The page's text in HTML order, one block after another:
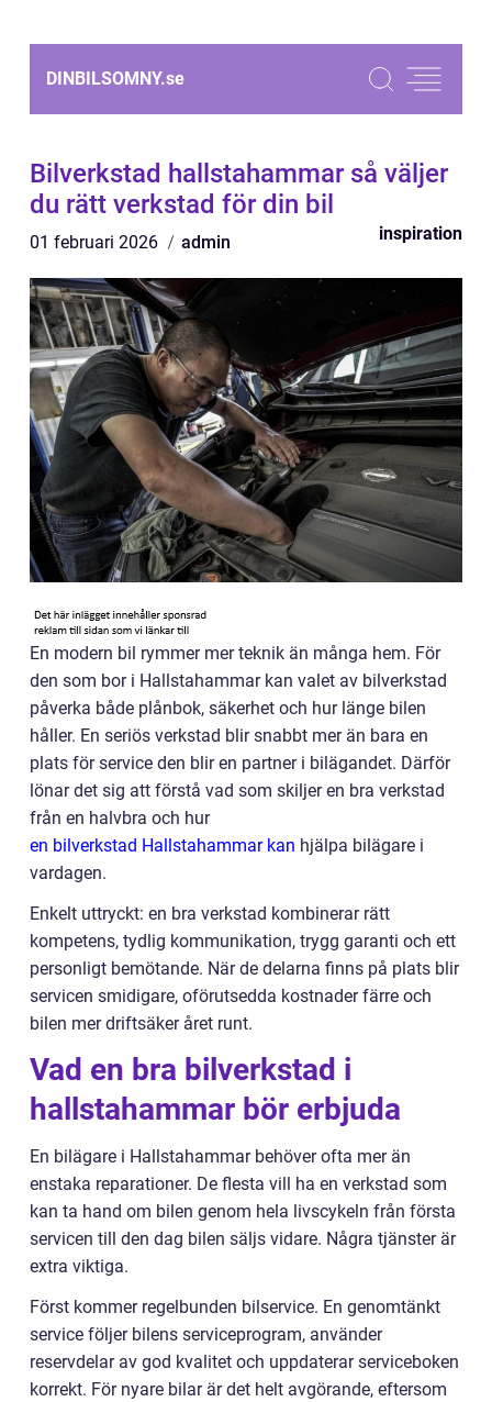
DINBILSOMNY.se
Bilverkstad hallstahammar så väljer
du rätt verkstad för din bil
01 februari 2026 admin inspiration
En modern bil rymmer mer teknik än många hem. För
den som bor i Hallstahammar kan valet av bilverkstad
påverka både plånbok, säkerhet och hur länge bilen
håller. En seriös verkstad blir snabbt mer än bara en
plats för service den blir en partner i bilägandet. Därför
lönar det sig att förstå vad som skiljer en bra verkstad
från en halvbra och hur
en bilverkstad Hallstahammar kan hjälpa bilägare i
vardagen.
Enkelt uttryckt: en bra verkstad kombinerar rätt
kompetens, tydlig kommunikation, trygg garanti och ett
personligt bemötande. När de delarna finns på plats blir
servicen smidigare, oförutsedda kostnader färre och
bilen mer driftsäker året runt.
Vad en bra bilverkstad i
hallstahammar bör erbjuda
En bilägare i Hallstahammar behöver ofta mer än
enstaka reparationer. De flesta vill ha en verkstad som
kan ta hand om bilen genom hela livscykeln från första
servicen till den dag bilen säljs vidare. Några tjänster är
extra viktiga.
Först kommer regelbunden bilservice. En genomtänkt
service följer bilens serviceprogram, använder
reservdelar av god kvalitet och uppdaterar serviceboken
korrekt. För nyare bilar är det helt avgörande, eftersom